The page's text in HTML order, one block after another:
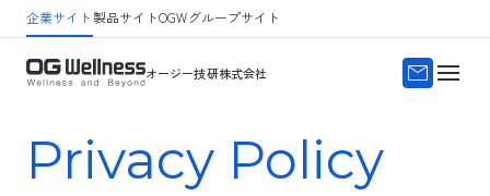
企業サイト製品サイトOGWグループサイト
オージー技研株式会社
サイトマップ
よくある質問
Privacy Policy